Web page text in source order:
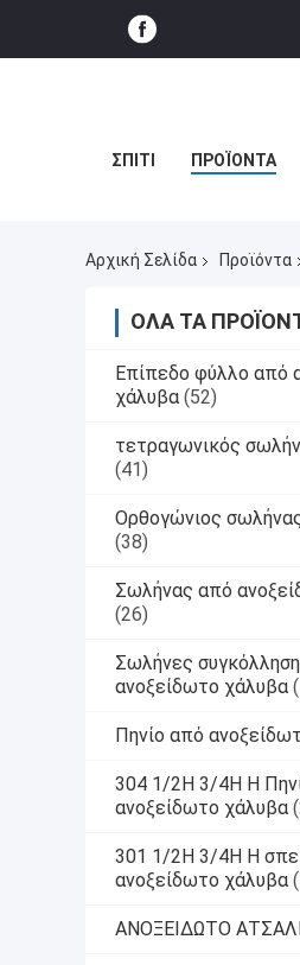
ΣΠΊΤΙ ΠΡΟΪΌΝΤΑ
Αρχική Σελίδα Προϊόντα
ΌΛΑ ΤΑ
Επίπεδο φύλλο από
χάλυβα (52)
τετραγωνικός
(41)
Ορθογώνιος
(38)
Σωλήνας από
(26)
Σωλήνες
ανοξείδωτο χάλυβα
Πηνίο από
304 1/2H 3/4H H
ανοξείδωτο χάλυβα
301 1/2H 3/4H H
ανοξείδωτο χάλυβα
ΑΝΟΞΕΙΔΩΤΟ ΑΤΣΑΛΙ